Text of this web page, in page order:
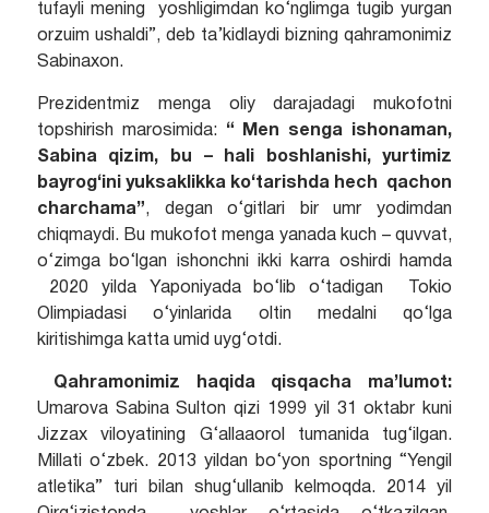
tufayli mening yoshligimdan ko‘nglimga tugib yurgan
orzuim ushaldi”, deb ta’kidlaydi bizning qahramonimiz
Sabinaxon.
Prezidentmiz menga oliy darajadagi mukofotni
topshirish marosimida:“
Men senga ishonaman,
Sabina qizim, bu – hali boshlanishi, yurtimiz
bayrog‘ini yuksaklikka ko‘tarishda hech qachon
charchama”, degan o‘gitlari bir umr yodimdan
chiqmaydi. Bu mukofot menga yanada kuch – quvvat,
o‘zimga bo‘lgan ishonchni ikki karra oshirdi hamda
2020 yilda Yaponiyada bo‘lib o‘tadigan Tokio
Olimpiadasi o‘yinlarida oltin medalni qo‘lga
kiritishimga katta umid uyg‘otdi.
Qahramonimiz haqida qisqacha ma’lumot:
Umarova Sabina Sulton qizi 1999 yil 31 oktabr kuni
Jizzax viloyatining G‘allaaorol tumanida tug‘ilgan.
Millati o‘zbek. 2013 yildan bo‘yon sportning “Yengil
atletika” turi bilan shug‘ullanib kelmoqda. 2014 yil